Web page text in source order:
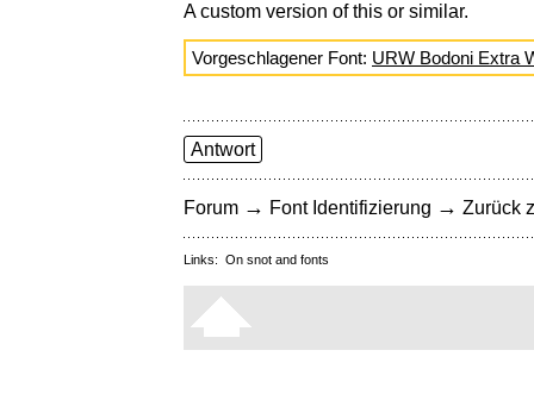
A custom version of this or similar.
Vorgeschlagener Font: URW Bodoni Extra
Antwort
Forum → Font Identifizierung → Zurück
Links: On snot and fonts